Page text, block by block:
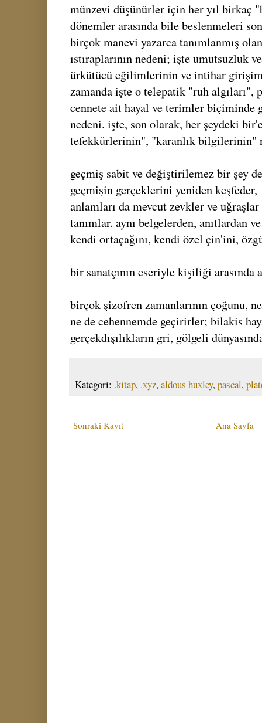
münzevi düşünürler için her yıl birkaç
dönemler arasında bile beslenmeleri
birçok manevi yazarca tanımlanmış
ıstıraplarının nedeni; işte umutsuzluk
ürkütücü eğilimlerinin ve intihar
zamanda işte o telepatik "ruh algıları",
cennete ait hayal ve terimler biçiminde
nedeni. işte, son olarak, her şeydeki
tefekkürlerinin", "karanlık bilgilerinin"
geçmiş sabit ve değiştirilemez bir şey
geçmişin gerçeklerini yeniden
anlamları da mevcut zevkler ve
tanımlar. aynı belgelerden, anıtlardan
kendi ortaçağını, kendi özel çin'ini,
bir sanatçının eseriyle kişiliği
birçok şizofren zamanlarının çoğunu,
ne de cehennemde geçirirler; bilakis
gerçekdışılıkların gri, gölgeli
Kategori: .kitap, .xyz,aldous huxley,pascal,
Sonraki Kayıt Ana Sayfa